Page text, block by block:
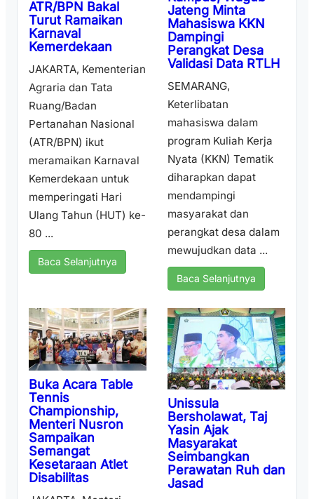
ATR/BPN Bakal
Turut Ramaikan
Karnaval
Kemerdekaan
JAKARTA, Kementerian
Agraria dan Tata
Ruang/Badan
Pertanahan Nasional
(ATR/BPN) ikut
meramaikan Karnaval
Kemerdekaan untuk
memperingati Hari
Ulang Tahun (HUT) ke-
80 ...
Baca Selanjutnya
Jateng Minta
Mahasiswa KKN
Dampingi
Perangkat Desa
Validasi Data RTLH
SEMARANG,
Keterlibatan
mahasiswa dalam
program Kuliah Kerja
Nyata (KKN) Tematik
diharapkan dapat
mendampingi
masyarakat dan
perangkat desa dalam
mewujudkan data ...
Baca Selanjutnya
Buka Acara Table
Tennis
Championship,
Menteri Nusron
Sampaikan
Semangat
Kesetaraan Atlet
Disabilitas
Unissula
Bersholawat, Taj
Yasin Ajak
Masyarakat
Seimbangkan
Perawatan Ruh dan
Jasad